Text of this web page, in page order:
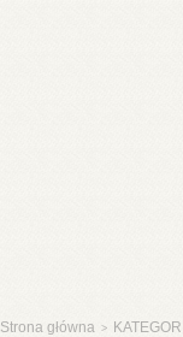
Strona główna >